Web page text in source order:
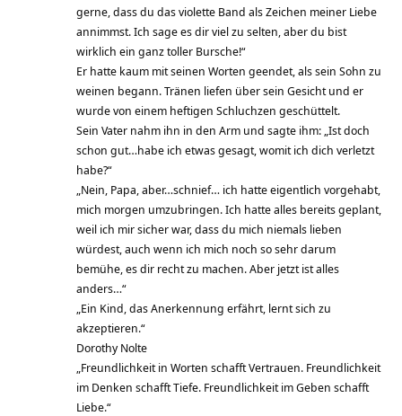
gerne, dass du das violette Band als Zeichen meiner Liebe
annimmst. Ich sage es dir viel zu selten, aber du bist
wirklich ein ganz toller Bursche!“
Er hatte kaum mit seinen Worten geendet, als sein Sohn zu
weinen begann. Tränen liefen über sein Gesicht und er
wurde von einem heftigen Schluchzen geschüttelt.
Sein Vater nahm ihn in den Arm und sagte ihm: „Ist doch
schon gut…habe ich etwas gesagt, womit ich dich verletzt
habe?“
„Nein, Papa, aber…schnief… ich hatte eigentlich vorgehabt,
mich morgen umzubringen. Ich hatte alles bereits geplant,
weil ich mir sicher war, dass du mich niemals lieben
würdest, auch wenn ich mich noch so sehr darum
bemühe, es dir recht zu machen. Aber jetzt ist alles
anders…“
„Ein Kind, das Anerkennung erfährt, lernt sich zu
akzeptieren.“
Dorothy Nolte
„Freundlichkeit in Worten schafft Vertrauen. Freundlichkeit
im Denken schafft Tiefe. Freundlichkeit im Geben schafft
Liebe.“